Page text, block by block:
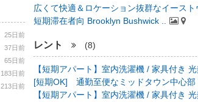
25日前
37日前
65日前
183日前
213日前
広くて快適＆ロケーション抜群なイースト
短期滞在者向 Brooklyn Bushwick ..
レント (8)
【短期アパート】室内洗濯機 / 家具付き
[短期OK] 通勤至便なミッドタウン中心部
【短期アパート】室内洗濯機 / 家具付き